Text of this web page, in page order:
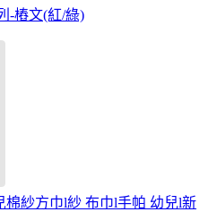
-樁文(紅/綠)
棉紗方巾l紗 布巾l手帕 幼兒l新